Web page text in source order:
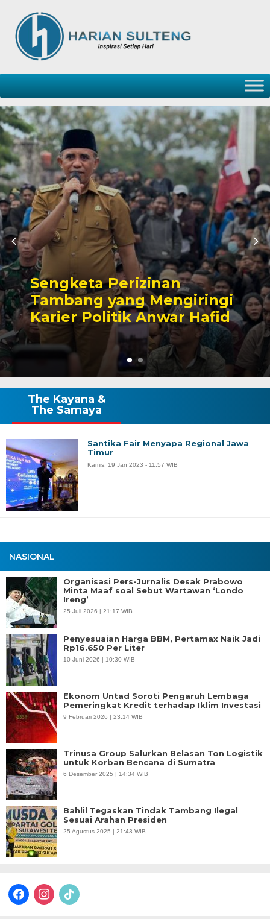
Sengketa Perizinan
Tambang yang Mengiringi
Karier Politik Anwar Hafid
NASIONAL
Organisasi Pers-Jurnalis Desak Prabowo
Minta Maaf soal Sebut Wartawan ‘Londo
Ireng’
25 Juli 2026 | 21:17 WIB
Penyesuaian Harga BBM, Pertamax Naik Jadi
Rp16.650 Per Liter
10 Juni 2026 | 10:30 WIB
Ekonom Untad Soroti Pengaruh Lembaga
Pemeringkat Kredit terhadap Iklim Investasi
9 Februari 2026 | 23:14 WIB
Trinusa Group Salurkan Belasan Ton Logistik
untuk Korban Bencana di Sumatra
6 Desember 2025 | 14:34 WIB
Bahlil Tegaskan Tindak Tambang Ilegal
Sesuai Arahan Presiden
25 Agustus 2025 | 21:43 WIB
facebookinstagram
tiktok
The Kayana &
The Samaya
Santika Fair Menyapa Regional Jawa
Timur
Kamis, 19 Jan 2023 - 11:57 WIB